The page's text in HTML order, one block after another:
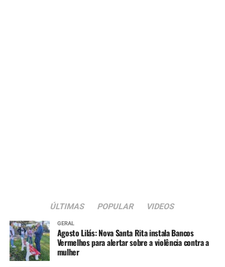
ÚLTIMAS POPULAR VIDEOS
GERAL
Agosto Lilás: Nova Santa Rita instala Bancos
Vermelhos para alertar sobre a violência contra a
mulher